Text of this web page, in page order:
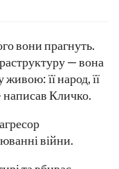
вони прагнуть.
— вона
її народ, її
написав Кличко.
війни.